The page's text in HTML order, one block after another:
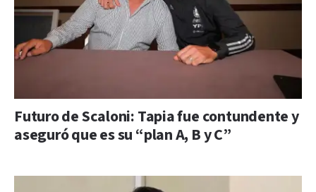
Futuro de Scaloni: Tapia fue contundente y
aseguró que es su “plan A, B y C”